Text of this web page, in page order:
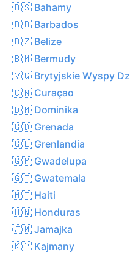
🇧🇸 Bahamy
🇧🇧 Barbados
🇧🇿 Belize
🇧🇲 Bermudy
🇻🇬 Brytyjskie Wyspy
🇨🇼 Curaçao
🇩🇲 Dominika
🇬🇩 Grenada
🇬🇱 Grenlandia
🇬🇵 Gwadelupa
🇬🇹 Gwatemala
🇭🇹 Haiti
🇭🇳 Honduras
🇯🇲 Jamajka
🇰🇾 Kajmany